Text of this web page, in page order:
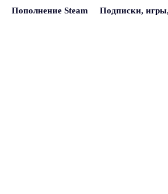
Пополнение Steam Подписки,